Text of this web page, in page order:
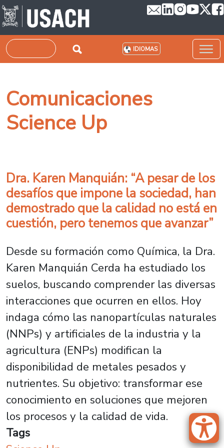
Pasar al contenido principal
Buscar IDIOMAS
Comunicaciones
Science Up
Dra. Karen Manquián: “A pesar de los
desafíos que impone la sociedad, han
demostrado que la calidad no está en
cuestión, pero tenemos que avanzar”
Desde su formación como Química, la Dra.
Karen Manquián Cerda ha estudiado los
suelos, buscando comprender las diversas
interacciones que ocurren en ellos. Hoy
indaga cómo las nanopartículas naturales
(NNPs) y artificiales de la industria y la
agricultura (ENPs) modifican la
disponibilidad de metales pesados y
nutrientes. Su objetivo: transformar ese
conocimiento en soluciones que mejoren
los procesos y la calidad de vida.
Tags